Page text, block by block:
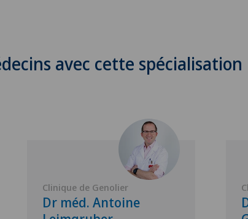
avec cette spécialisation
Clinique de Genolier
Dr méd. Antoine